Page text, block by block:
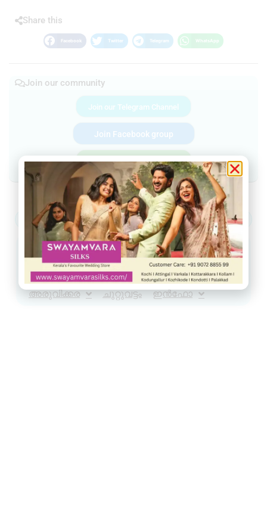
Share this
Facebook Twitter Telegram WhatsApp
Join our community
Join our Telegram Channel
Join Facebook group
Join WhatsApp Community
ആറ്റിങ്ങൽ വർക്കല ചിറയിൻകീഴ്
നെടുമങ്ങാട് വാമനപുരം കാട്ടാക്കട
അരുവിക്കര ചുറ്റുവട്ടം ഇൻഫോ